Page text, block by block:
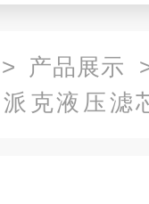
> 产品展示
派克液压滤